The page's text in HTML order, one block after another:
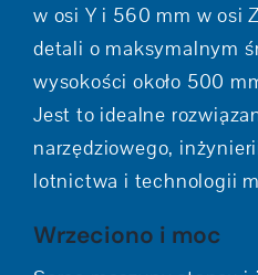
w osi Y i 560 mm w osi
detali o maksymalnym
wysokości około 500
Jest to idealne
narzędziowego,
lotnictwa i technologii
Wrzeciono i moc